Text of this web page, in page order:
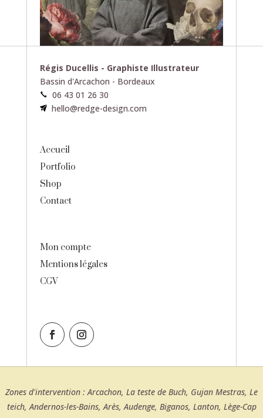
Régis Ducellis - Graphiste Illustrateur
Bassin d'Arcachon - Bordeaux
06 43 01 26 30
hello@redge-design.com
Accueil
Portfolio
Shop
Contact
Mon compte
Mentions légales
CGV
Zones d'intervention : Arcachon, La teste de Buch, Gujan Mestras, Le
teich, Andernos-les-Bains, Arès, Audenge, Biganos, Lanton, Lège-Cap